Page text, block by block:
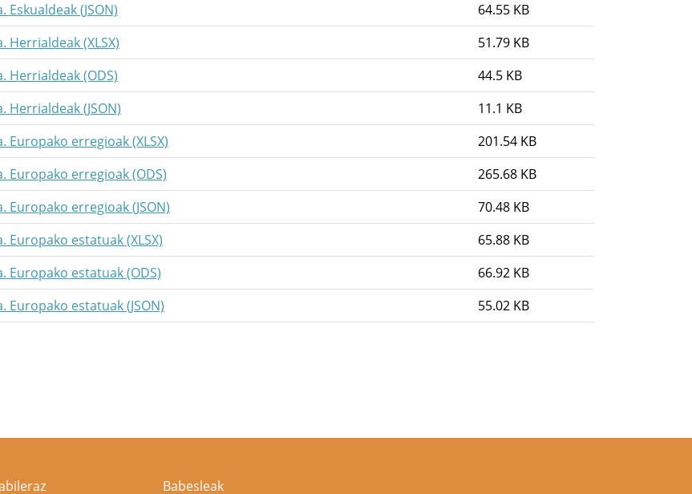
(JSON)
64.55 KB
(XLSX)
51.79 KB
Herrialdeak (ODS)
44.5 KB
(JSON)
11.1 KB
erregioak (XLSX)
201.54 KB
Europako erregioak (ODS)
265.68 KB
erregioak (JSON)
70.48 KB
estatuak (XLSX)
65.88 KB
Europako estatuak (ODS)
66.92 KB
estatuak (JSON)
55.02 KB
Babesleak